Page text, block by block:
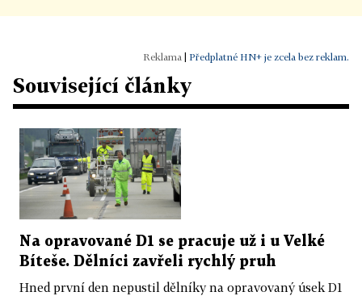
Předplatné HN+ je zcela bez reklam.
Související články
Na opravované D1 se pracuje už i u Velké
Bíteše. Dělníci zavřeli rychlý pruh
Hned první den nepustil dělníky na opravovaný úsek D1